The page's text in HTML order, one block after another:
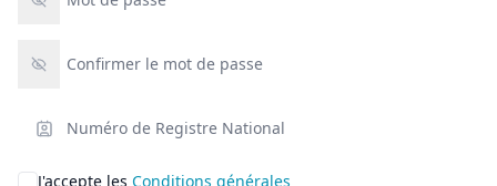
J'accepte les Conditions générales